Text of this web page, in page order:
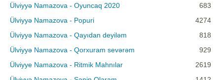
Ülviyyə Namazova - Oyuncaq 2020
683
Ülviyyə Namazova - Popuri
4274
Ülviyyə Namazova - Qayıdan deyiləm
818
Ülviyyə Namazova - Qorxuram sevərəm
929
Ülviyye Namazova - Ritmik Mahnılar
2619